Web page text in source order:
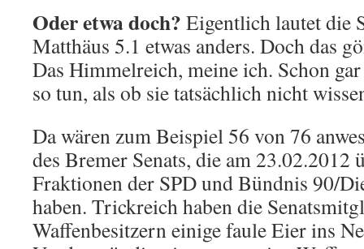
Oder etwa doch? Eigentlich lautet die
Matthäus 5.1 etwas anders. Doch das
Das Himmelreich, meine ich. Schon
so tun, als ob sie tatsächlich nicht
Da wären zum Beispiel 56 von 76
des Bremer Senats, die am 23.02.2012
Fraktionen der SPD und Bündnis 90/
haben. Trickreich haben die
Waffenbesitzern einige faule Eier ins